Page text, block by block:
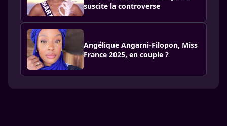
suscite la controverse
Angélique Angarni-Filopon, Miss
France 2025, en couple ?